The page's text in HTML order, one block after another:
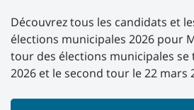
Découvrez tous les candidats et
élections municipales 2026 pour
tour des élections municipales se
2026 et le second tour le 22 mars